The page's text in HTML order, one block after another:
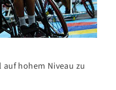
hohem Niveau zu
am Ball und melde dich
für unseren Newsletter an,
alle Neuigkeiten von